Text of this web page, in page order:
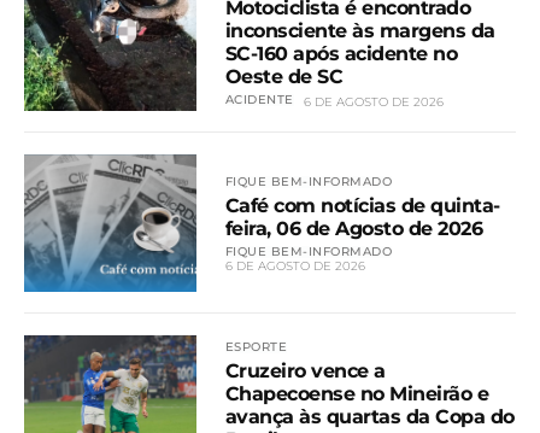
Motociclista é encontrado
inconsciente às margens da
SC-160 após acidente no
Oeste de SC
ACIDENTE 6 DE AGOSTO DE 2026
FIQUE BEM-INFORMADO
Café com notícias de quinta-
feira, 06 de Agosto de 2026
FIQUE BEM-INFORMADO
6 DE AGOSTO DE 2026
ESPORTE
Cruzeiro vence a
Chapecoense no Mineirão e
avança às quartas da Copa do